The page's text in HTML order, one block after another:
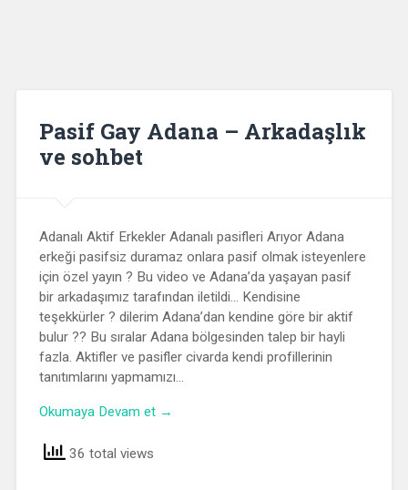
Pasif Gay Adana – Arkadaşlık
ve sohbet
Adanalı Aktif Erkekler Adanalı pasifleri Arıyor Adana
erkeği pasifsiz duramaz onlara pasif olmak isteyenlere
için özel yayın ? Bu video ve Adana’da yaşayan pasif
bir arkadaşımız tarafından iletildi… Kendisine
teşekkürler ? dilerim Adana’dan kendine göre bir aktif
bulur ?? Bu sıralar Adana bölgesinden talep bir hayli
fazla. Aktifler ve pasifler civarda kendi profillerinin
tanıtımlarını yapmamızı…
Okumaya Devam et →
36 total views